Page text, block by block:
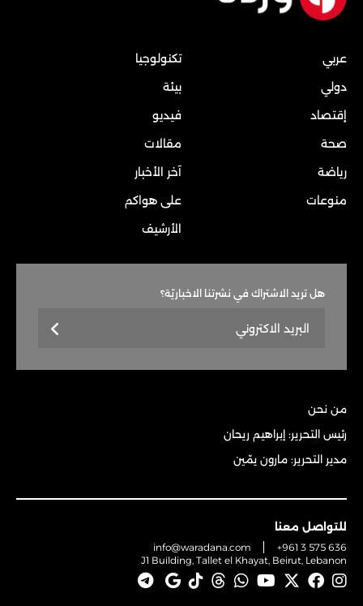
عربي
دولي
إقتصاد
صحة
رياضة
منوعات
تكنولوجيا
بيئة
فيديو
مقالات
آخر الأخبار
على هواكم
الأرشيف
هل تريد الاشتراك في نشرتنا الاخباريّة؟
من نحن
رئيس التحرير: إبراهيم ريحان
مدير التحرير: مارون يمّين
للتواصل معنا
info@waradana.com
+961 3 575 636
J1 Building, Tallet el Khayat, Beirut, Lebanon